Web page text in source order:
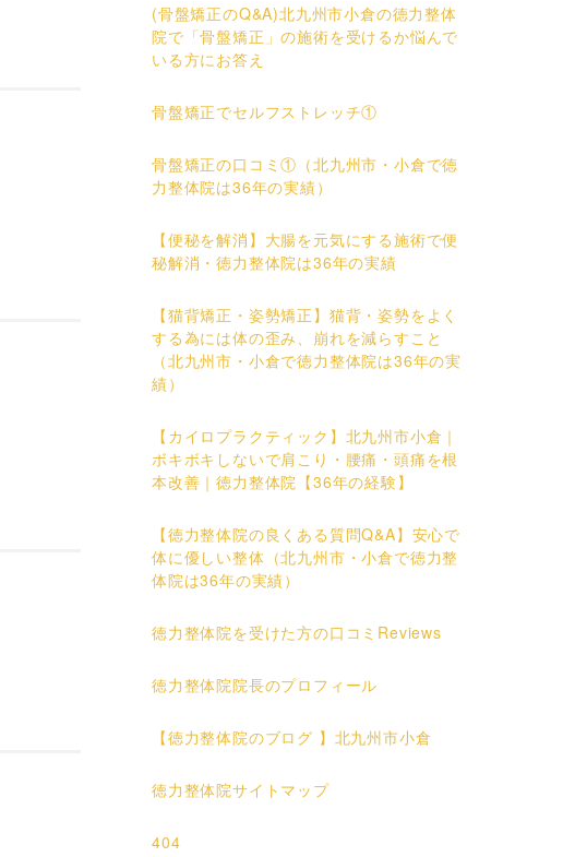
(骨盤矯正のQ&A)北九州市小倉の徳力整体
院で「骨盤矯正」の施術を受けるか悩んで
いる方にお答え
骨盤矯正でセルフストレッチ①
骨盤矯正の口コミ①（北九州市・小倉で徳
力整体院は36年の実績）
【便秘を解消】大腸を元気にする施術で便
秘解消・徳力整体院は36年の実績
【猫背矯正・姿勢矯正】猫背・姿勢をよく
する為には体の歪み、崩れを減らすこと
（北九州市・小倉で徳力整体院は36年の実
績）
【カイロプラクティック】北九州市小倉｜
ボキボキしないで肩こり・腰痛・頭痛を根
本改善｜徳力整体院【36年の経験】
【徳力整体院の良くある質問Q&A】安心で
体に優しい整体（北九州市・小倉で徳力整
体院は36年の実績）
徳力整体院を受けた方の口コミReviews
徳力整体院院長のプロフィール
【徳力整体院のブログ 】北九州市小倉
徳力整体院サイトマップ
404